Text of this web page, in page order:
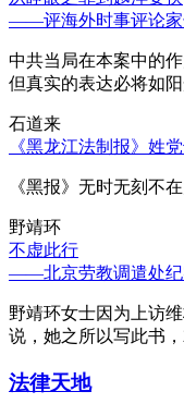
——评海外时事评论家
中共当局在本案中的
但真实的表达必将如
石道来
《黑龙江法制报》姓
《黑报》无时无刻不
野靖环
不虚此行
——北京劳教调遣处纪
野靖环女士因为上访
说，她之所以写此书
法律天地